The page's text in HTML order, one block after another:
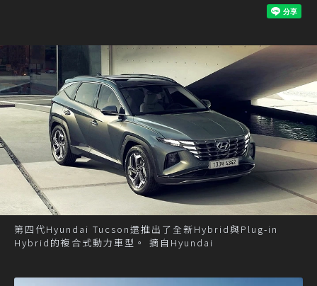
第四代Hyundai Tucson還推出了全新Hybrid與Plug-in
Hybrid的複合式動力車型。 摘自Hyundai